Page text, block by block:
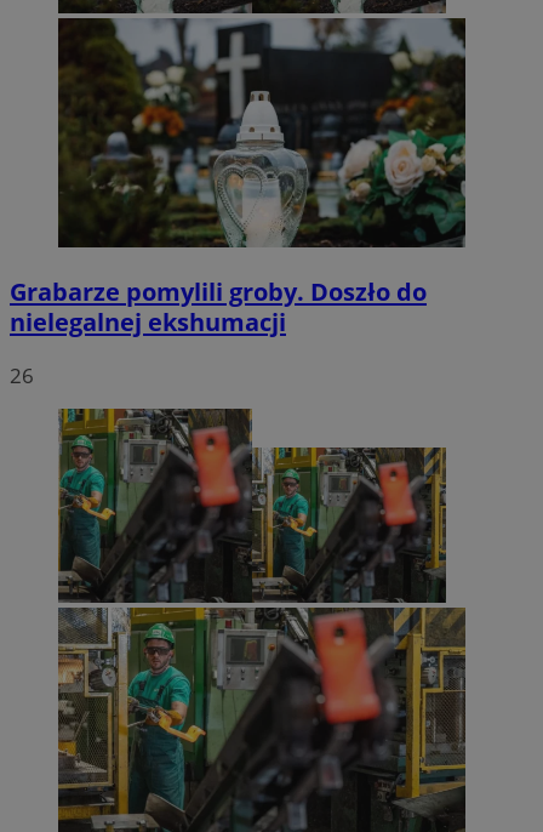
Grabarze pomylili groby. Doszło do
nielegalnej ekshumacji
26